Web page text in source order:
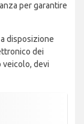
per garantire
disposizione
dei
veicolo, devi